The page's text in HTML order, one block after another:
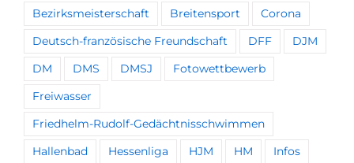
Bezirksmeisterschaft Breitensport Corona
Deutsch-französische Freundschaft DFF DJM
DM DMS DMSJ Fotowettbewerb
Freiwasser
Friedhelm-Rudolf-Gedächtnisschwimmen
Hallenbad Hessenliga HJM HM Infos